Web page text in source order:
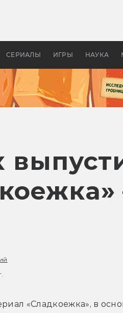
СЕРИАЛЫ ИГРЫ НАУКА
бы
«Сладкоежка», в